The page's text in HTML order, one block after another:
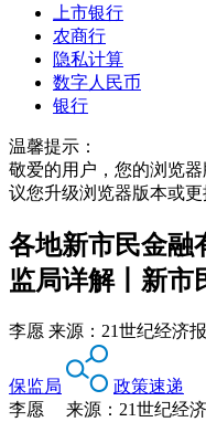
上市银行
农商行
隐私计算
数字人民币
银行
温馨提示：
敬爱的用户，您的浏览
议您升级浏览器版本或更
各地新市民金融
监局详解丨新市
李愿 来源： 21世纪经济
保监局
政策速递
李愿 来源：21世纪经